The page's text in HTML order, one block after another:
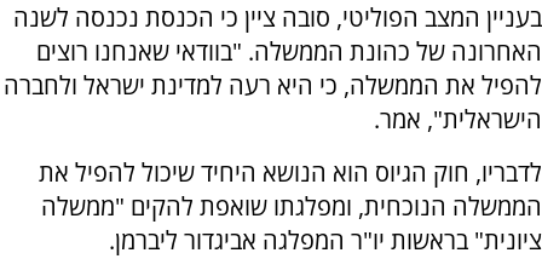
בעניין המצב הפוליטי, סובה ציין כי הכנסת נכנסה לשנה
האחרונה של כהונת הממשלה. "בוודאי שאנחנו רוצים
להפיל את הממשלה, כי היא רעה למדינת ישראל ולחברה
הישראלית", אמר.
לדבריו, חוק הגיוס הוא הנושא היחיד שיכול להפיל את
הממשלה הנוכחית, ומפלגתו שואפת להקים "ממשלה
ציונית" בראשות יו"ר המפלגה אביגדור ליברמן.